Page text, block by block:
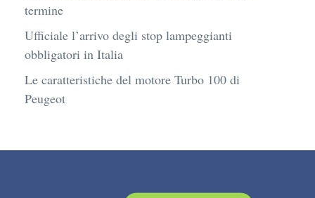
termine
Ufficiale l’arrivo degli stop lampeggianti
obbligatori in Italia
Le caratteristiche del motore Turbo 100 di
Peugeot